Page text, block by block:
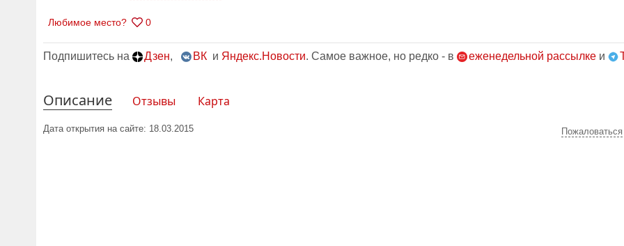
Любимое место? 0
Подпишитесь на Дзен, ВК и Яндекс.Новости. Самое важное, но редко - в еженедельной рассылке и
Описание Отзывы Карта
Дата открытия на сайте: 18.03.2015 Пожаловаться